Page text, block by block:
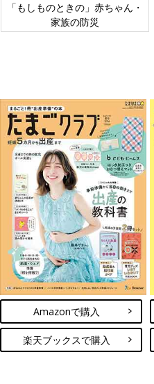
「もしものときの」赤ちゃん・
家族の防災
Amazonで購入
楽天ブックスで購入